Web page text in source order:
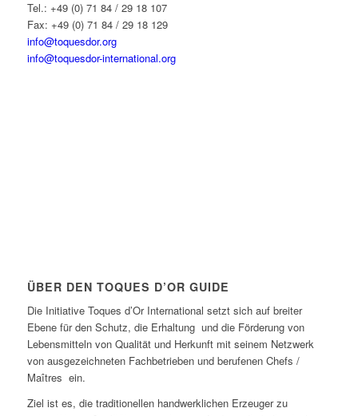
Tel.: +49 (0) 71 84 / 29 18 107
Fax: +49 (0) 71 84 / 29 18 129
info@toquesdor.org
info@toquesdor-international.org
ÜBER DEN TOQUES D’OR GUIDE
Die Initiative Toques d’Or International setzt sich auf breiter
Ebene für den Schutz, die Erhaltung und die Förderung von
Lebensmitteln von Qualität und Herkunft mit seinem Netzwerk
von ausgezeichneten Fachbetrieben und berufenen Chefs /
Maîtres ein.
Ziel ist es, die traditionellen handwerklichen Erzeuger zu